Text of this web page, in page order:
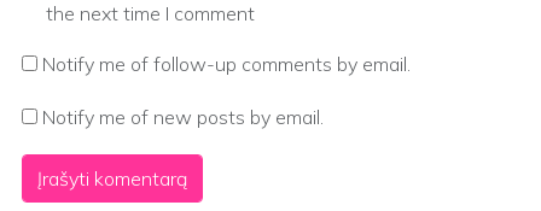
the next time I comment
Notify me of follow-up comments by email.
Notify me of new posts by email.